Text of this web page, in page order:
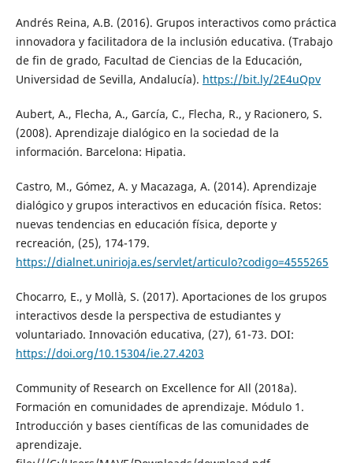
Andrés Reina, A.B. (2016). Grupos interactivos como práctica
innovadora y facilitadora de la inclusión educativa. (Trabajo
de fin de grado, Facultad de Ciencias de la Educación,
Universidad de Sevilla, Andalucía). https://bit.ly/2E4uQpv
Aubert, A., Flecha, A., García, C., Flecha, R., y Racionero, S.
(2008). Aprendizaje dialógico en la sociedad de la
información. Barcelona: Hipatia.
Castro, M., Gómez, A. y Macazaga, A. (2014). Aprendizaje
dialógico y grupos interactivos en educación física. Retos:
nuevas tendencias en educación física, deporte y
recreación, (25), 174-179.
https://dialnet.unirioja.es/servlet/articulo?codigo=4555265
Chocarro, E., y Mollà, S. (2017). Aportaciones de los grupos
interactivos desde la perspectiva de estudiantes y
voluntariado. Innovación educativa, (27), 61-73. DOI:
https://doi.org/10.15304/ie.27.4203
Community of Research on Excellence for All (2018a).
Formación en comunidades de aprendizaje. Módulo 1.
Introducción y bases científicas de las comunidades de
aprendizaje.